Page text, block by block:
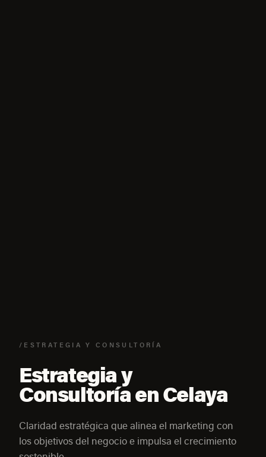
/ESTRATEGIA Y CONSULTORÍA
Estrategia y
Consultoría en Celaya
Claridad estratégica que alinea el marketing con
los objetivos del negocio e impulsa el crecimiento